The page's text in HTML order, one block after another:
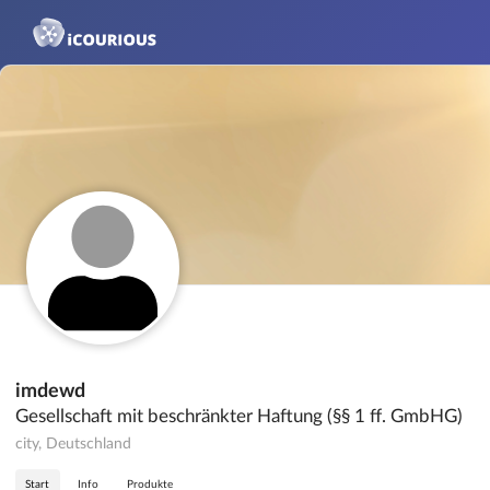
imdewd
Gesellschaft mit beschränkter Haftung (§§ 1 ff. GmbHG)
city, Deutschland
Start Info Produkte